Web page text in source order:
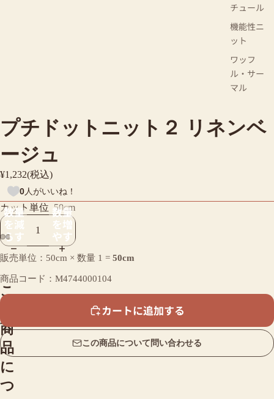
チュール
機能性ニ
ット
ワッフ
ル・サー
マル
こ
商
品
に
つ
プチドットニット２ リネンベ
ージュ
¥1,232(税込)
0人がいいね！
カット単位 50cm
数量
を減
らす
数量
を増
やす
販売単位：50cm × 数量 1 = 50cm
商品コード：M4744000104
カートに追加する
この商品について問い合わせる